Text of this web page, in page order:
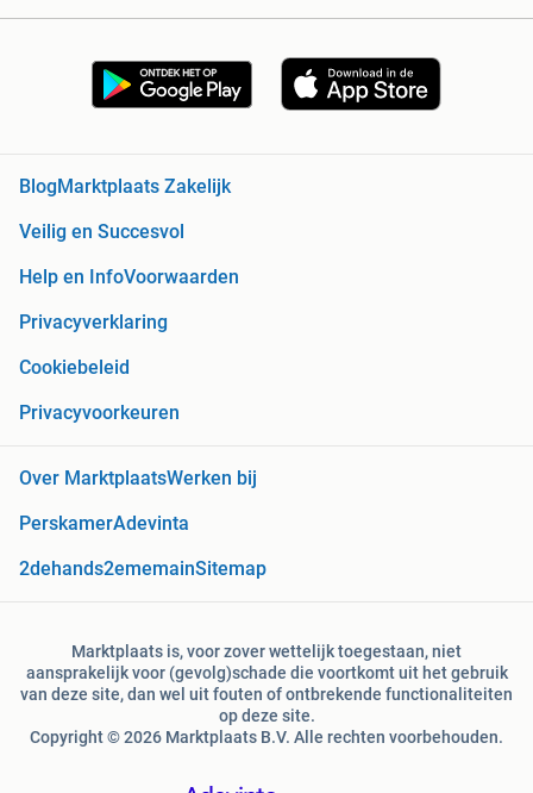
BlogMarktplaats Zakelijk
Veilig en Succesvol
Help en InfoVoorwaarden
Privacyverklaring
Cookiebeleid
Privacyvoorkeuren
Over MarktplaatsWerken bij
PerskamerAdevinta
2dehands2ememainSitemap
Marktplaats is, voor zover wettelijk toegestaan, niet
aansprakelijk voor (gevolg)schade die voortkomt uit het gebruik
van deze site, dan wel uit fouten of ontbrekende functionaliteiten
op deze site.
Copyright © 2026 Marktplaats B.V. Alle rechten voorbehouden.